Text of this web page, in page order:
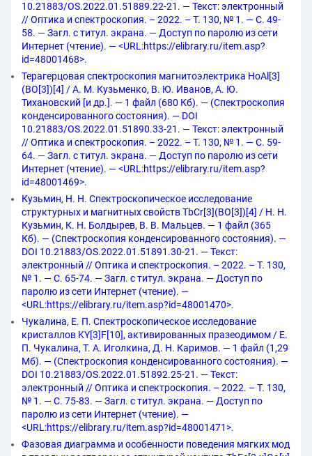
10.21883/OS.2022.01.51889.22-21. — Текст: электронный
// Оптика и спектроскопия. – 2022. – Т. 130, № 1. — С. 49-
58. — Загл. с титул. экрана. — Доступ по паролю из сети
Интернет (чтение). — <URL:https://elibrary.ru/item.asp?
id=48001468>.
Терагерцовая спектроскопия магнитоэлектрика HoAl[3]
(BO[3])[4] / А. М. Кузьменко, В. Ю. Иванов, А. Ю.
Тихановский [и др.]. — 1 файл (680 Кб). — (Спектроскопия
конденсированного состояния). — DOI
10.21883/OS.2022.01.51890.33-21. — Текст: электронный
// Оптика и спектроскопия. – 2022. – Т. 130, № 1. — С. 59-
64. — Загл. с титул. экрана. — Доступ по паролю из сети
Интернет (чтение). — <URL:https://elibrary.ru/item.asp?
id=48001469>.
Кузьмин, Н. Н. Спектроскопическое исследование
структурных и магнитных свойств TbCr[3](BO[3])[4] / Н. Н.
Кузьмин, К. Н. Болдырев, В. В. Мальцев. — 1 файл (365
Кб). — (Спектроскопия конденсированного состояния). —
DOI 10.21883/OS.2022.01.51891.30-21. — Текст:
электронный // Оптика и спектроскопия. – 2022. – Т. 130,
№ 1. — С. 65-74. — Загл. с титул. экрана. — Доступ по
паролю из сети Интернет (чтение). —
<URL:https://elibrary.ru/item.asp?id=48001470>.
Чукалина, Е. П. Спектроскопическое исследование
кристаллов KY[3]F[10], активированных празеодимом / Е.
П. Чукалина, Т. А. Иголкина, Д. Н. Каримов. — 1 файл (1,29
Мб). — (Спектроскопия конденсированного состояния). —
DOI 10.21883/OS.2022.01.51892.25-21. — Текст:
электронный // Оптика и спектроскопия. – 2022. – Т. 130,
№ 1. — С. 75-83. — Загл. с титул. экрана. — Доступ по
паролю из сети Интернет (чтение). —
<URL:https://elibrary.ru/item.asp?id=48001471>.
Фазовая диаграмма и особенности поведения мягких мод